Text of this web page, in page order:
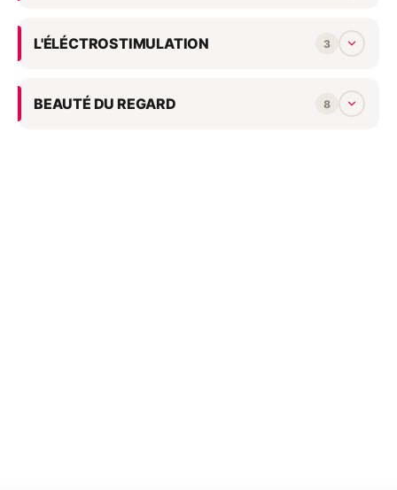
L'ÉLÉCTROSTIMULATION 3
BEAUTÉ DU REGARD 8